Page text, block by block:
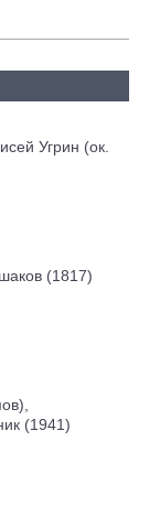
Святой Феодор Ушаков (1817)
преподобномученик (1941)